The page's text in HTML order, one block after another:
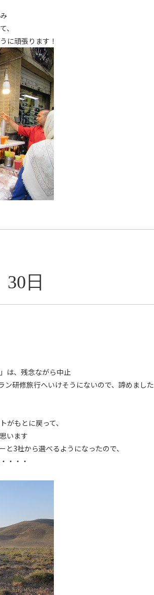
、
に頑張ります！
30日
は、残念ながら中止
研修旅行へいけそうにないので、諦めました
がもとに戻って、
います
3社から選べるようになったので、
・・・